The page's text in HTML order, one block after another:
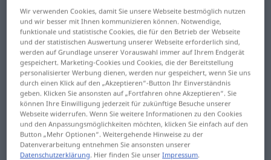
jeher
jemals
jemand
jene
jenseitig
jenseits
Jetlag
jetzig
jetzt
Joch
Wir verwenden Cookies, damit Sie unsere Webseite bestmöglich nutzen
und wir besser mit Ihnen kommunizieren können. Notwendige,
funktionale und statistische Cookies, die für den Betrieb der Webseite
und der statistischen Auswertung unserer Webseite erforderlich sind,
werden auf Grundlage unserer Vorauswahl immer auf Ihrem Endgerät
gespeichert. Marketing-Cookies und Cookies, die der Bereitstellung
personalisierter Werbung dienen, werden nur gespeichert, wenn Sie uns
durch einen Klick auf den „Akzeptieren“-Button Ihr Einverständnis
geben. Klicken Sie ansonsten auf „Fortfahren ohne Akzeptieren“. Sie
können Ihre Einwilligung jederzeit für zukünftige Besuche unserer
Webseite widerrufen. Wenn Sie weitere Informationen zu den Cookies
und den Anpassungsmöglichkeiten möchten, klicken Sie einfach auf den
Button „Mehr Optionen“. Weitergehende Hinweise zu der
Datenverarbeitung entnehmen Sie ansonsten unserer
Datenschutzerklärung. Hier finden Sie unserImpressum.